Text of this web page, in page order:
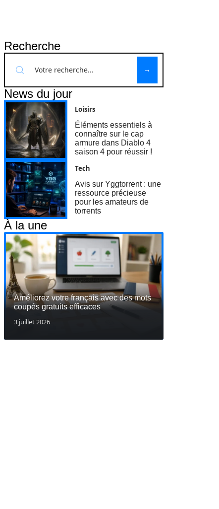
Recherche
News du jour
Loisirs
Éléments essentiels à
connaître sur le cap
armure dans Diablo 4
saison 4 pour réussir !
Tech
Avis sur Yggtorrent : une
ressource précieuse
pour les amateurs de
torrents
À la une
Améliorez votre français avec des mots
coupés gratuits efficaces
3 juillet 2026